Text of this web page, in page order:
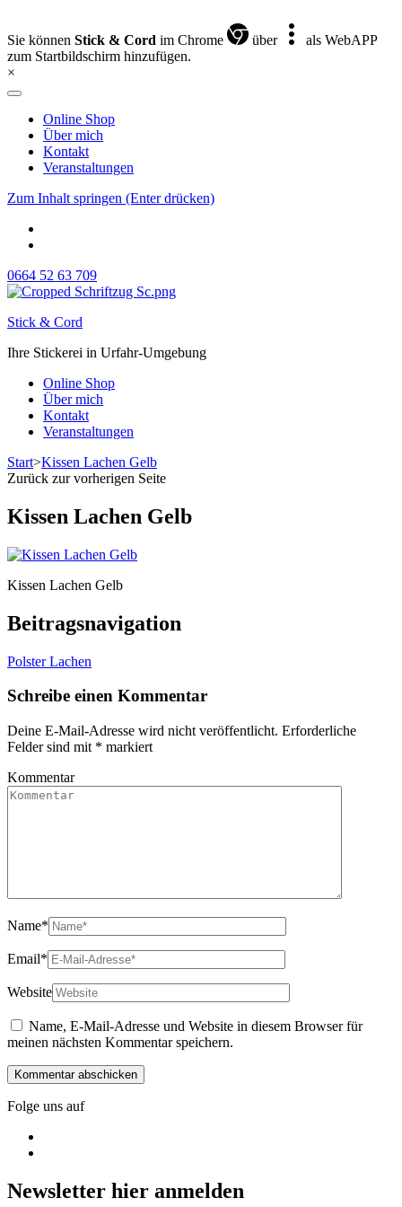
Sie können Stick & Cord im Chrome über
als WebAPP
zum Startbildschirm hinzufügen.
×
Online Shop
Über mich
Kontakt
Veranstaltungen
Zum Inhalt springen (Enter drücken)
0664 52 63 709
Stick & Cord
Ihre Stickerei in Urfahr-Umgebung
Online Shop
Über mich
Kontakt
Veranstaltungen
Start>Kissen Lachen Gelb
Zurück zur vorherigen Seite
Kissen Lachen Gelb
Kissen Lachen Gelb
Beitragsnavigation
Polster Lachen
Schreibe einen Kommentar
Deine E-Mail-Adresse wird nicht veröffentlicht. Erforderliche
Felder sind mit * markiert
Kommentar
Name*
Email*
Website
Name, E-Mail-Adresse und Website in diesem Browser für
meinen nächsten Kommentar speichern.
Folge uns auf
Newsletter hier anmelden